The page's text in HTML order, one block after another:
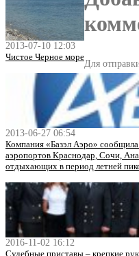
2013-07-10 12:03
Чистое Черное море
2013-06-27 06:54
Компания «Базэл Аэро»
аэропортов Краснодар, Сочи,
отдыхающих в период летней
2016-11-02 16:12
Судебные приставы – крепкие
Для